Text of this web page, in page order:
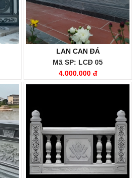
LAN CAN ĐÁ
Mã SP: LCĐ 05
4.000.000 đ